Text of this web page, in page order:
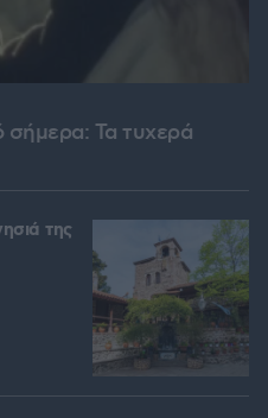
Τα τυχερά
της